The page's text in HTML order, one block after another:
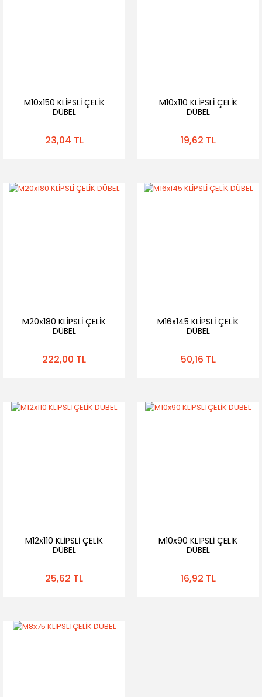
M10x150 KLİPSLİ ÇELİK
DÜBEL
23,04 TL
M10x110 KLİPSLİ ÇELİK
DÜBEL
19,62 TL
M20x180 KLİPSLİ ÇELİK
DÜBEL
222,00 TL
M16x145 KLİPSLİ ÇELİK
DÜBEL
50,16 TL
M12x110 KLİPSLİ ÇELİK
DÜBEL
25,62 TL
M10x90 KLİPSLİ ÇELİK
DÜBEL
16,92 TL